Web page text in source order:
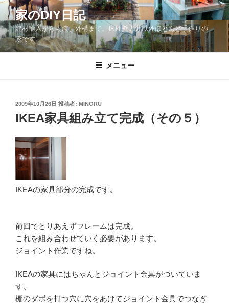
コ
テ
ン
ツ
家のDIY日記
建材輸入から内装、外構まで。床柱壁天井以外ほとんど手作りの
家です。
メニュー
投
稿
日:
2009年10月26日 投稿者: MINORU
IKEA家具組み立て完成（その５）
IKEAの家具部分の完成です。
前回でとりあえずフレームは完成。
これを組み合わせていく必要があります。
ジョイント作業ですね。
IKEAの家具にはちゃんとジョイント金具がついていま
す。
棚のダボを打つ穴に穴をあけてジョイント金具でつなぎ